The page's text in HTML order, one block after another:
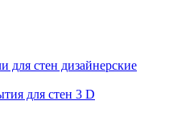
для стен дизайнерские
для стен 3 D